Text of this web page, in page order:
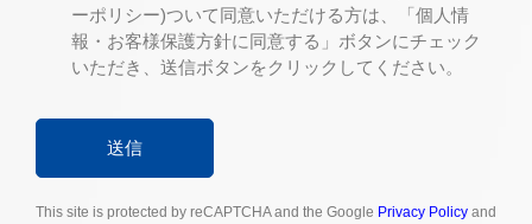
ーポリシー)ついて同意いただける方は、「個人情
報・お客様保護方針に同意する」ボタンにチェック
いただき、送信ボタンをクリックしてください。
送信
This site is protected by reCAPTCHA and the Google Privacy Policy and